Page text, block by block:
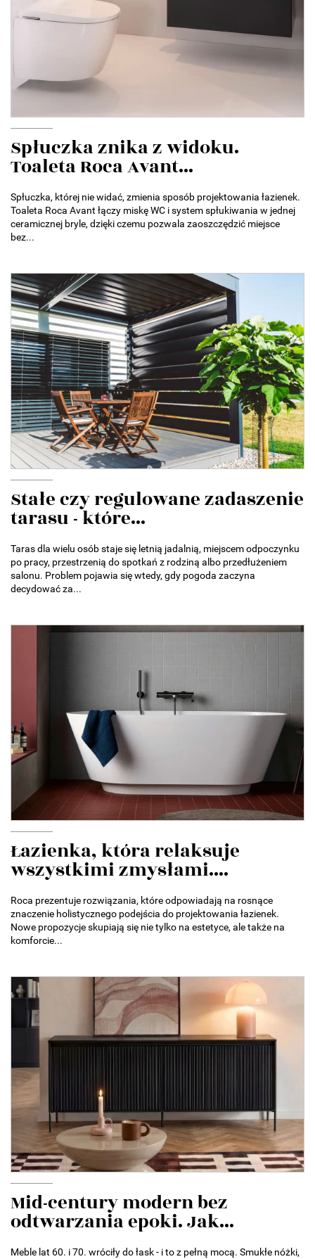
Spłuczka znika z widoku.
Toaleta Roca Avant...
Spłuczka, której nie widać, zmienia sposób projektowania łazienek.
Toaleta Roca Avant łączy miskę WC i system spłukiwania w jednej
ceramicznej bryle, dzięki czemu pozwala zaoszczędzić miejsce
bez...
Stałe czy regulowane zadaszenie
tarasu - które...
Taras dla wielu osób staje się letnią jadalnią, miejscem odpoczynku
po pracy, przestrzenią do spotkań z rodziną albo przedłużeniem
salonu. Problem pojawia się wtedy, gdy pogoda zaczyna
decydować za...
Łazienka, która relaksuje
wszystkimi zmysłami....
Roca prezentuje rozwiązania, które odpowiadają na rosnące
znaczenie holistycznego podejścia do projektowania łazienek.
Nowe propozycje skupiają się nie tylko na estetyce, ale także na
komforcie...
Mid-century modern bez
odtwarzania epoki. Jak...
Meble lat 60. i 70. wróciły do łask - i to z pełną mocą. Smukłe nóżki,